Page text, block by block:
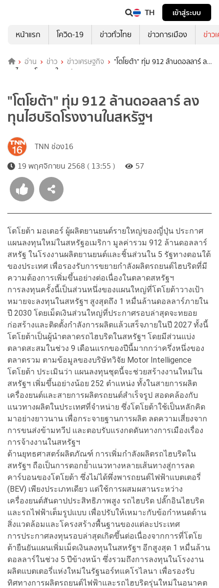
TH
เข้าสู่ระบบ
หน้าแรก
โควิด-19 ข่าวทั่วไทย ข่าวการเมือง ข่าว
อ่าน ข่าว ข่าวเศรษฐกิจ
"โตโยต้า" ทุ่ม 912 ล้านดอลลาร์ ลง
ทุนไฮบริดโรงงานในสหรัฐฯ
"โตโยต้า" ทุ่ม 912 ล้านดอลลาร์ ลง
ทุนไฮบริดโรงงานในสหรัฐฯ
TNN ช่อง16
19 พฤศจิกายน 2568 ( 13:55 )
57
โตโยต้า มอเตอร์ ผู้ผลิตยานยนต์รายใหญ่ของญี่ปุ่น ประกาศ
แผนลงทุนใหม่ในสหรัฐอเมริกา มูลค่ารวม 912 ล้านดอลลาร์
สหรัฐ ในโรงงานผลิตยานยนต์และชิ้นส่วนใน 5 รัฐทางตอนใต้
ของประเทศ เพื่อรองรับการขยายกำลังผลิตรถยนต์ไฮบริดที่มี
ความต้องการเพิ่มขึ้นอย่างต่อเนื่องในตลาดสหรัฐฯ
การลงทุนครั้งนี้เป็นส่วนหนึ่งของแผนใหญ่ที่โตโยต้าวางเป้า
หมายจะลงทุนในสหรัฐฯ สูงสุดถึง 1 หมื่นล้านดอลลาร์ภายใน
ปี 2030 โดยเม็ดเงินส่วนใหญ่ที่ประกาศรอบล่าสุดจะทยอย
ก่อสร้างและติดตั้งกำลังการผลิตแล้วเสร็จภายในปี 2027 ทั้งนี้
โตโยต้าเป็นผู้นำตลาดรถไฮบริดในสหรัฐฯ โดยมีส่วนแบ่ง
ตลาดสะสมในช่วง 9 เดือนแรกของปีนี้มากกว่าครึ่งหนึ่งของ
ตลาดรวม ตามข้อมูลของบริษัทวิจัย Motor Intelligence
โตโยต้า ประเมินว่า แผนลงทุนชุดนี้จะช่วยสร้างงานใหม่ใน
สหรัฐฯ เพิ่มขึ้นอย่างน้อย 252 ตำแหน่ง ทั้งในสายการผลิต
เครื่องยนต์และสายการผลิตรถยนต์สำเร็จรูป สอดคล้องกับ
แนวทางผลิตในประเทศที่จำหน่าย ซึ่งโตโยต้าใช้เป็นหลักคิด
มาอย่างยาวนาน เพื่อกระจายฐานการผลิต ลดความเสี่ยงจาก
การขนส่งข้ามทวีป และตอบรับแรงกดดันทางการเมืองเรื่อง
การจ้างงานในสหรัฐฯ
ด้านยุทธศาสตร์ผลิตภัณฑ์ การเพิ่มกำลังผลิตรถไฮบริดใน
สหรัฐฯ ถือเป็นการตอกย้ำแนวทางหลายเส้นทางสู่การลด
คาร์บอนของโตโยต้า ซึ่งไม่ได้พึ่งพารถยนต์ไฟฟ้าแบตเตอรี่
(BEV) เพียงประเภทเดียว แต่ใช้การผสมผสานระหว่าง
เครื่องยนต์สันดาปประสิทธิภาพสูง รถไฮบริด ปลั๊กอินไฮบริด
และรถไฟฟ้าเต็มรูปแบบ เพื่อปรับให้เหมาะกับข้อกำหนดด้าน
สิ่งแวดล้อมและโครงสร้างพื้นฐานของแต่ละประเทศ
การประกาศลงทุนรอบล่าสุดเกิดขึ้นต่อเนื่องจากการที่โตโย
ต้ายืนยันแผนเพิ่มเม็ดเงินลงทุนในสหรัฐฯ อีกสูงสุด 1 หมื่นล้าน
ดอลลาร์ในช่วง 5 ปีข้างหน้า ซึ่งรวมถึงการลงทุนในโรงงาน
ผลิตแบตเตอรี่แห่งใหม่ในรัฐนอร์ทแคโรไลนา เพื่อรองรับ
ทิศทางการผลิตรถยนต์ไฟฟ้าและรถไฮบริดรุ่นใหม่ในอนาคต